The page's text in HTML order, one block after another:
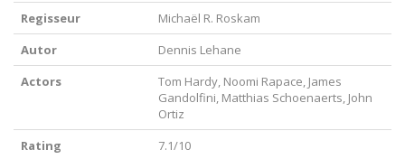
Regisseur
Michaël R. Roskam
Autor
Dennis Lehane
Actors
Tom Hardy, Noomi Rapace, James
Gandolfini, Matthias Schoenaerts, John
Ortiz
Rating
7.1/10